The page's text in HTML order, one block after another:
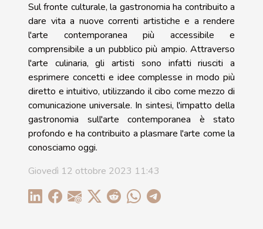
Sul fronte culturale, la gastronomia ha contribuito a
dare vita a nuove correnti artistiche e a rendere
l'arte contemporanea più accessibile e
comprensibile a un pubblico più ampio. Attraverso
l'arte culinaria, gli artisti sono infatti riusciti a
esprimere concetti e idee complesse in modo più
diretto e intuitivo, utilizzando il cibo come mezzo di
comunicazione universale. In sintesi, l'impatto della
gastronomia sull'arte contemporanea è stato
profondo e ha contribuito a plasmare l'arte come la
conosciamo oggi.
Giovedì 12 ottobre 2023 11:43